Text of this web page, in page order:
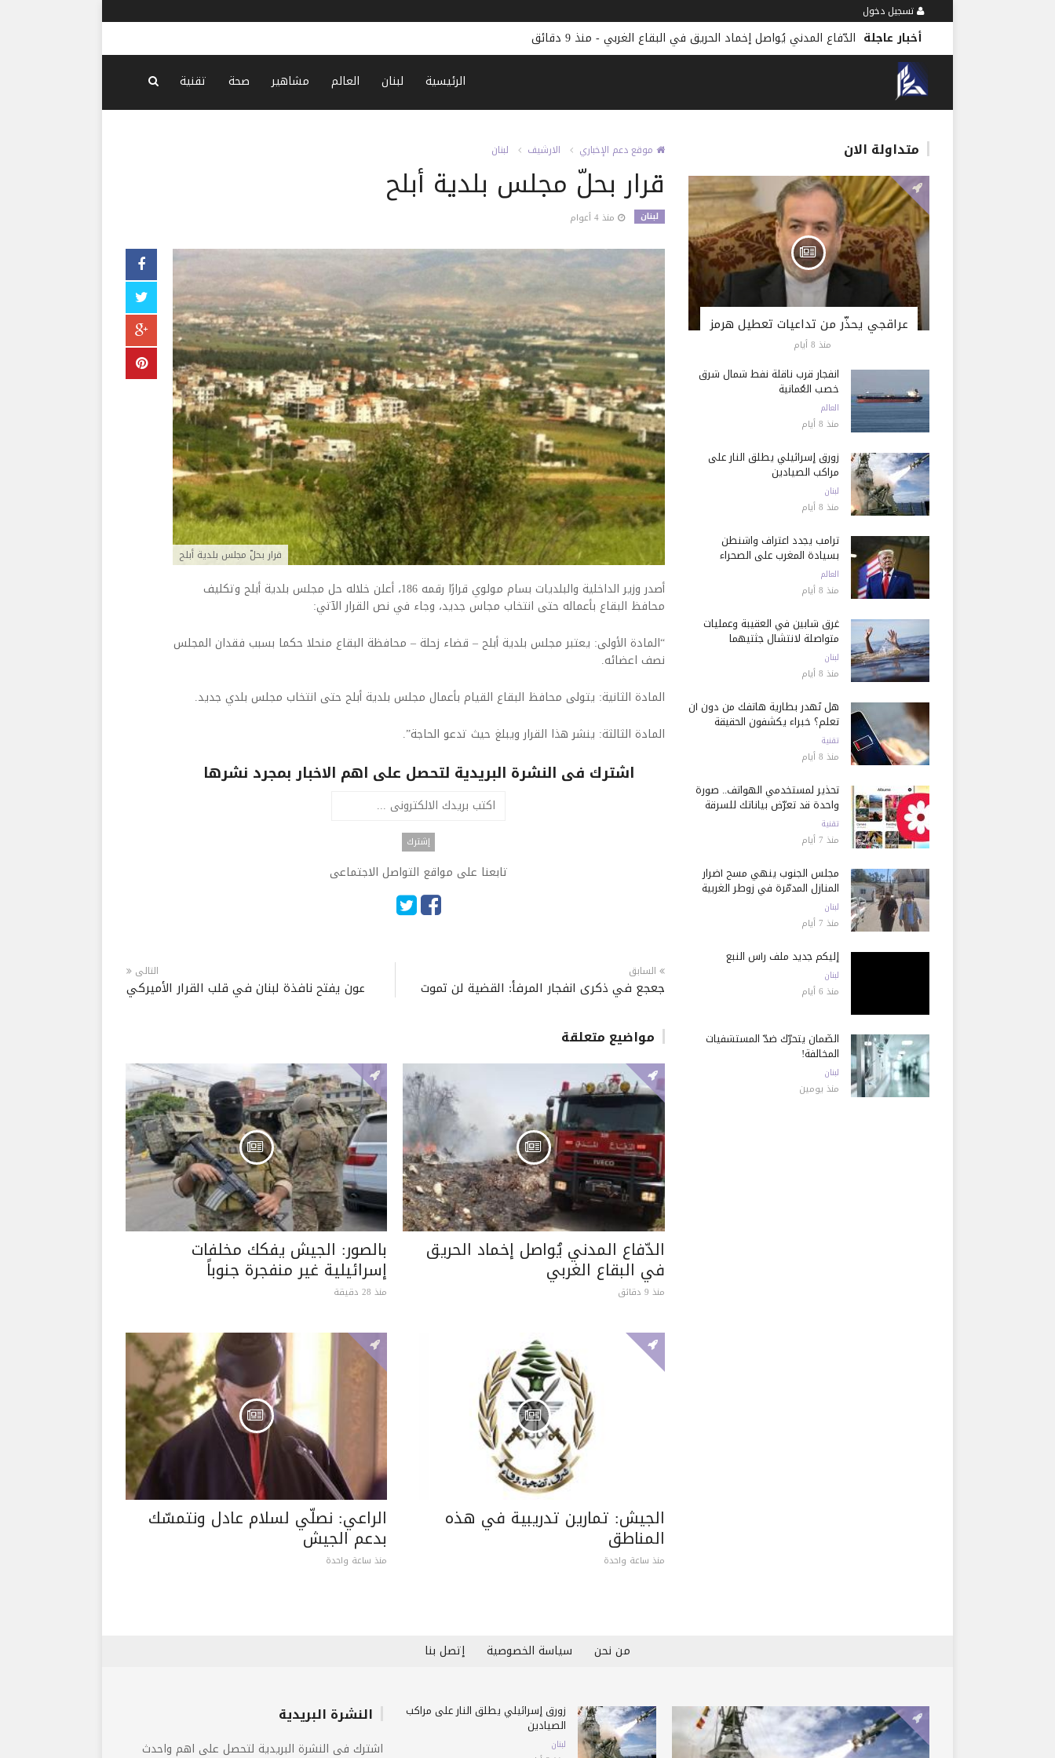
تسجيل دخول
أخبار عاجلة الدّفاع المدني يُواصل إخماد الحريق في البقاع الغربي- منذ 9 دقائق
الرئيسية لبنان العالم مشاهير صحة تقنية
موقع دعم الإخباري الارشيف لبنان
قرار بحلّ مجلس بلدية أبلح
لبنان منذ 4 أعوام
قرار بحلّ مجلس بلدية أبلح
أصدر وزير الداخلية والبلديات بسام مولوي قرارًا رقمه 186، أعلن خلاله حل مجلس بلدية أبلح وتكليف
محافظ البقاع بأعماله حتى انتخاب مجاس جديد، وجاء في نص القرار الآتي:
“المادة الأولى: يعتبر مجلس بلدية أبلح – قضاء زحلة – محافظة البقاع منحلا حكما بسبب فقدان المجلس
نصف اعضائه.
المادة الثانية: يتولى محافظ البقاع القيام بأعمال مجلس بلدية أبلح حتى انتخاب مجلس بلدي جديد.
المادة الثالثة: ينشر هذا القرار ويبلغ حيث تدعو الحاجة”.
اشترك فى النشرة البريدية لتحصل على اهم الاخبار بمجرد نشرها
تابعنا على مواقع التواصل الاجتماعى
السابق
جعجع في ذكرى انفجار المرفأ: القضية لن تموت
التالى
عون يفتح نافذة لبنان في قلب القرار الأميركي
مواضيع متعلقة
الدّفاع المدني يُواصل إخماد الحريق
في البقاع الغربي
منذ 9 دقائق
بالصور: الجيش يفكك مخلفات
إسرائيلية غير منفجرة جنوباً
منذ 28 دقيقة
الجيش: تمارين تدريبية في هذه
المناطق
منذ ساعة واحدة
الراعي: نصلّي لسلام عادل ونتمسّك
بدعم الجيش
منذ ساعة واحدة
متداولة الان
عراقجي يحذّر من تداعيات تعطيل هرمز
منذ 8 أيام
انفجار قرب ناقلة نفط شمال شرق
خصب العُمانية
العالم
منذ 8 أيام
زورق إسرائيلي يطلق النار على
مراكب الصيادين
لبنان
منذ 8 أيام
ترامب يجدد اعتراف واشنطن
بسيادة المغرب على الصحراء
العالم
منذ 8 أيام
غرق شابين في العقيبة وعمليات
متواصلة لانتشال جثتيهما
لبنان
منذ 8 أيام
هل تُهدر بطارية هاتفك من دون أن
تعلم؟ خبراء يكشفون الحقيقة
تقنية
منذ 8 أيام
تحذير لمستخدمي الهواتف.. صورة
واحدة قد تعرّض بياناتك للسرقة
تقنية
منذ 7 أيام
مجلس الجنوب ينهي مسح أضرار
المنازل المدمّرة في زوطر الغربية
لبنان
منذ 7 أيام
إليكم جديد ملف رأس النبع
لبنان
منذ 6 أيام
الضّمان يتحرّك ضدّ المستشفيات
المخالفة!
لبنان
منذ يومين
من نحن سياسة الخصوصية إتصل بنا
زورق إسرائيلي يطلق النار على مراكب
الصيادين
لبنان
النشرة البريدية
اشترك فى النشرة البريدية لتحصل على اهم واحدث